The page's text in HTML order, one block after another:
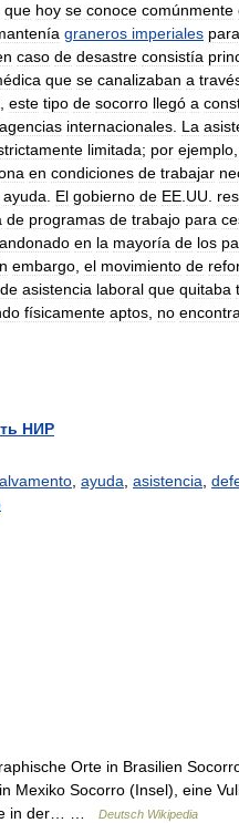
que hoy se conoce comúnmente
graneros imperiales para
caso de desastre consistía
que se canalizaban a
este tipo de socorro llegó a
agencias internacionales La
limitada; por ejemplo
en condiciones de trabajar
ayuda El gobierno de EE UU
de programas de trabajo para
en la mayoría de los
embargo el movimiento de
de asistencia laboral que quitaba
físicamente aptos no
НИР
ayuda asistencia
Orte in Brasilien
Mexiko Socorro (Insel), eine
in der… …
Deutsch Wikipedia